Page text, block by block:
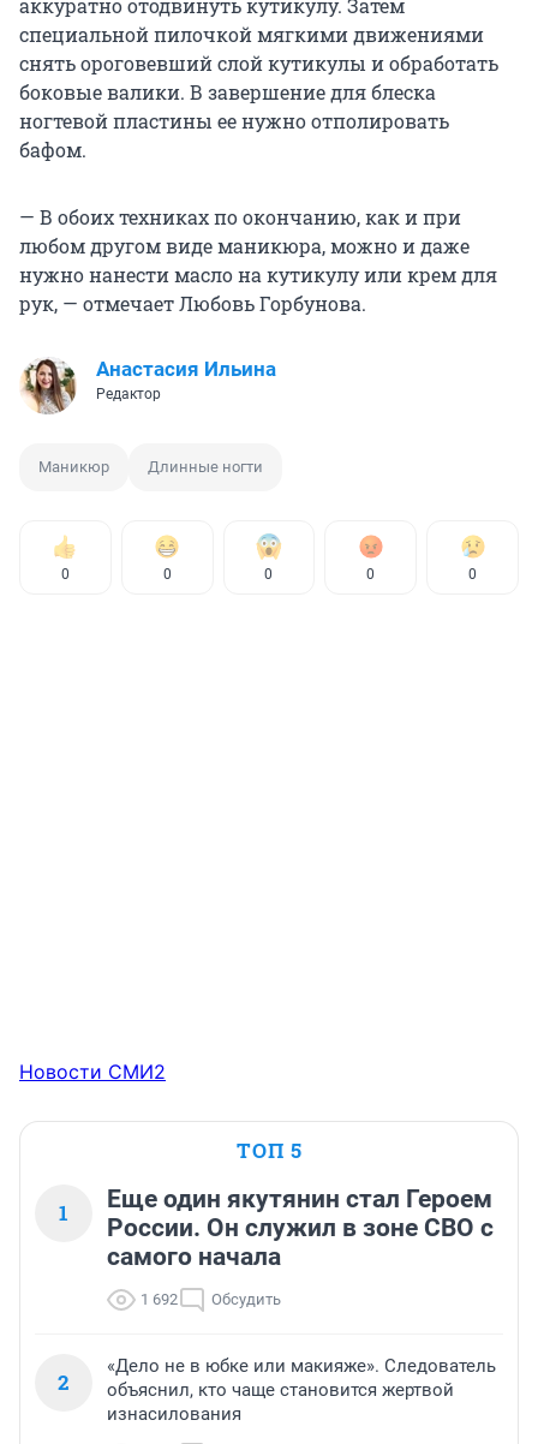
аккуратно отодвинуть кутикулу. Затем
специальной пилочкой мягкими движениями
снять ороговевший слой кутикулы и обработать
боковые валики. В завершение для блеска
ногтевой пластины ее нужно отполировать
бафом.
— В обоих техниках по окончанию, как и при
любом другом виде маникюра, можно и даже
нужно нанести масло на кутикулу или крем для
рук, — отмечает Любовь Горбунова.
Анастасия Ильина
Редактор
Маникюр Длинные ногти
0 0 0 0 0
Новости СМИ2
ТОП 5
1
Еще один якутянин стал Героем
России. Он служил в зоне СВО с
самого начала
1 692 Обсудить
2
«Дело не в юбке или макияже». Следователь
объяснил, кто чаще становится жертвой
изнасилования